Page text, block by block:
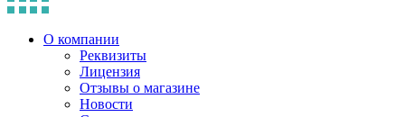
О компании
Реквизиты
Лицензия
Отзывы о магазине
Новости